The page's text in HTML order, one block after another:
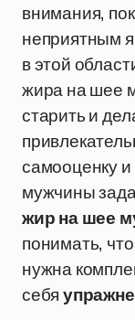
внимания,
неприятным
в этой
жира на шее
старить и
самооценку
мужчины
жир на шее
понимать,
нужна
себя